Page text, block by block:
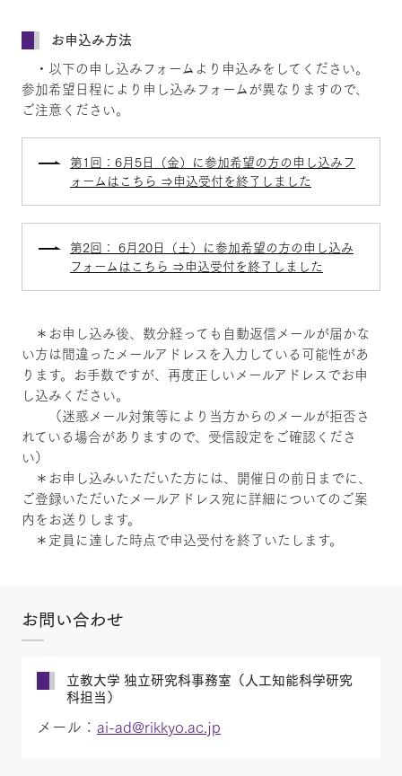
お申込み方法
・以下の申し込みフォームより申込みをしてください。
参加希望日程により申し込みフォームが異なりますので、
ご注意ください。
第1回：6月5日（金）に参加希望の方の申し込みフ
ォームはこちら ⇒申込受付を終了しました
第2回： 6月20日（土）に参加希望の方の申し込み
フォームはこちら ⇒申込受付を終了しました
＊お申し込み後、数分経っても自動返信メールが届かな
い方は間違ったメールアドレスを入力している可能性があ
ります。お手数ですが、再度正しいメールアドレスでお申
し込みください。
（迷惑メール対策等により当方からのメールが拒否さ
れている場合がありますので、受信設定をご確認くださ
い）
＊お申し込みいただいた方には、開催日の前日までに、
ご登録いただいたメールアドレス宛に詳細についてのご案
内をお送りします。
＊定員に達した時点で申込受付を終了いたします。
お問い合わせ
立教大学 独立研究科事務室（人工知能科学研究
科担当）
メール： ai-ad@rikkyo.ac.jp